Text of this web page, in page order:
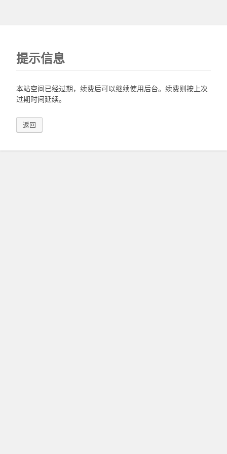
提示信息
本站空间已经过期，续费后可以继续使用后台。续费则按上次
过期时间延续。
返回